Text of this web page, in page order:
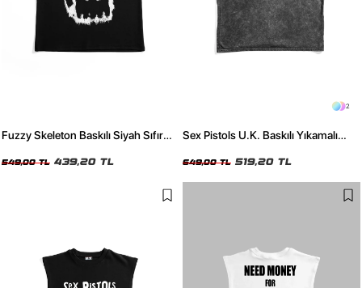
Fuzzy Skeleton Baskılı Siyah Sıfır
549,00 TL 439,20 TL
2
Sex Pistols U.K. Baskılı Yıkamalı
649,00 TL 519,20 TL